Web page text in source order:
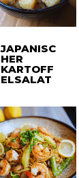
JAPANISC
HER
KARTOFF
ELSALAT